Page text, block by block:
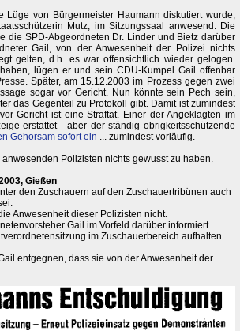
Lüge von Bürgermeister Haumann diskutiert wurde,
Mutz, im Sitzungssaal anwesend. Die
die SPD-Abgeordneten Dr. Linder und Bietz darüber
Gail, von der Anwesenheit der Polizei nichts
gelten, d.h. es war offensichtlich wieder gelogen.
lügen er und sein CDU-Kumpel Gail offenbar
Später, am 15.12.2003 im Prozess gegen zwei
sogar vor Gericht. Nun könnte sein Pech sein,
das Gegenteil zu Protokoll gibt. Damit ist zumindest
Gericht ist eine Straftat. Einer der Angeklagten im
erstattet - aber der ständig obrigkeitsschützende
Gehorsam sofort ein ... zumindest vorläufig.
Polizisten nichts gewusst zu haben.
Gießen
den Zuschauern auf den Zuschauertribünen auch
Anwesenheit dieser Polizisten nicht.
Gail im Vorfeld darüber informiert
im Zuschauerbereich aufhalten
entgegnen, dass sie von der Anwesenheit der